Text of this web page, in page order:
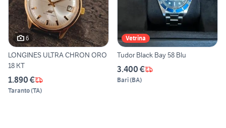
6
LONGINES ULTRA CHRON ORO
18 KT
1.890 €
Taranto(TA)
Vetrina
Tudor Black Bay 58 Blu
3.400 €
Bari(BA)